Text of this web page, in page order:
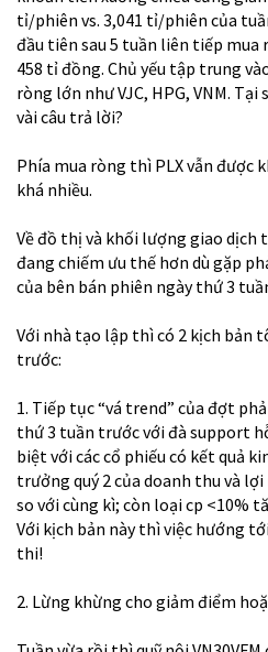
tỉ/phiên vs. 3,041 tỉ/phiên của
đầu tiên sau 5 tuần liên tiếp mua
458 tỉ đồng. Chủ yếu tập trung
ròng lớn như VJC, HPG, VNM.
vài câu trả lời?
Phía mua ròng thì PLX vẫn được
khá nhiều.
Về đồ thị và khối lượng giao dịch
đang chiếm ưu thế hơn dù gặp
của bên bán phiên ngày thứ 3
Với nhà tạo lập thì có 2 kịch bản
trước:
1. Tiếp tục “vá trend” của đợt
thứ 3 tuần trước với đà support
biệt với các cổ phiếu có kết quả
trưởng quý 2 của doanh thu và
so với cùng kì; còn loại cp <10%
Với kịch bản này thì việc hướng
thi!
2. Lừng khừng cho giảm điểm